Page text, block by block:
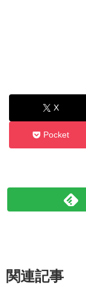
X
Pocket
関連記事